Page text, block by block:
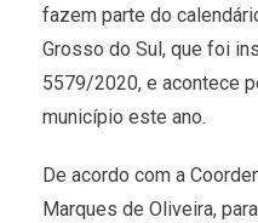
fazem parte do
Grosso do Sul, que foi
5579/2020, e acontece
município este ano.
De acordo com a
Marques de Oliveira,